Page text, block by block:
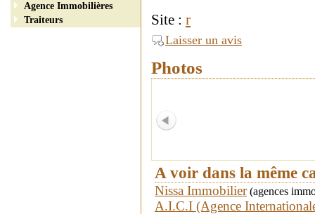
Site : r
Laisser un avis
Photos
A voir dans la même
Nissa Immobilier(agences
A.I.C.I (Agence
Agence Immobilières
Traiteurs